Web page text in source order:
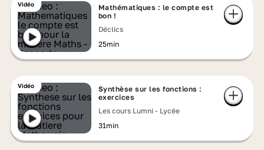
Vidéo
Mathématiques : le compte est
bon !
Déclics
25min
Vidéo
Synthèse sur les fonctions :
exercices
Les cours Lumni - Lycée
31min